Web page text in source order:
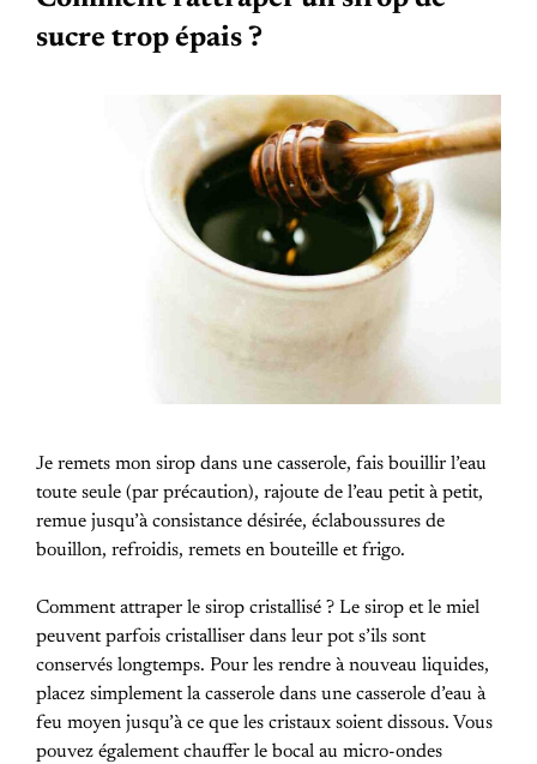
sucre trop épais ?
Je remets mon sirop dans une casserole, fais bouillir l’eau
toute seule (par précaution), rajoute de l’eau petit à petit,
remue jusqu’à consistance désirée, éclaboussures de
bouillon, refroidis, remets en bouteille et frigo.
Comment attraper le sirop cristallisé ? Le sirop et le miel
peuvent parfois cristalliser dans leur pot s’ils sont
conservés longtemps. Pour les rendre à nouveau liquides,
placez simplement la casserole dans une casserole d’eau à
feu moyen jusqu’à ce que les cristaux soient dissous. Vous
pouvez également chauffer le bocal au micro-ondes